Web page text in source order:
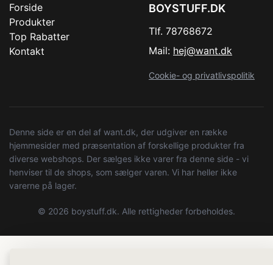
Forside
Produkter
Top Rabatter
Kontakt
BOYSTUFF.DK
Tlf. 78768672
Mail: hej@want.dk
Cookie- og privatlivspolitik
Denne side er en del af want.dk, der udgiver en række
hjemmesider med præsentation af forskellige produkter fra
diverse webshops. Der sælges ikke varer fra denne side - vi
henviser til de shops, som sælger varen. Vi har heller ikke
varerne på lager.
© 2026 boystuff.dk. Alle rettigheder forbeholdes.